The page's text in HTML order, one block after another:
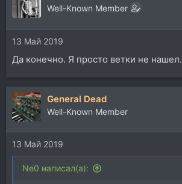
и
и
:
Well-Known Member
13 Май 2019
Да конечно. Я просто ветки не нашел.
General Dead
Well-Known Member
13 Май 2019
Ne0 написал(а):